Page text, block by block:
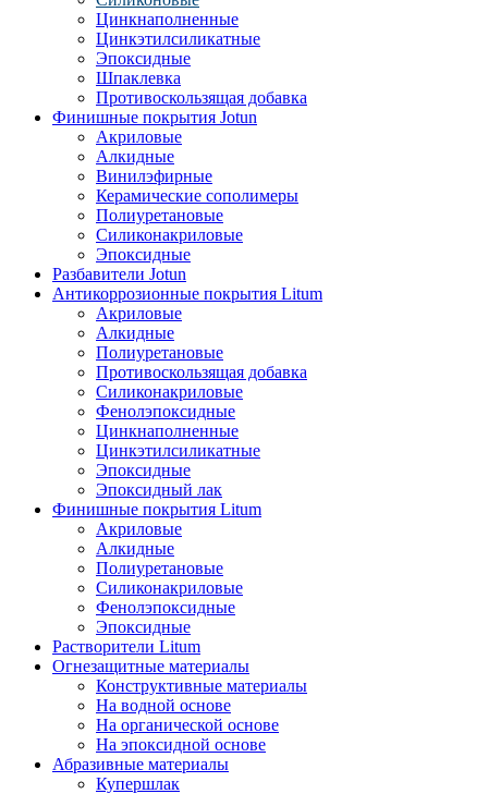
Цинкнаполненные
Цинкэтилсиликатные
Эпоксидные
Шпаклевка
Противоскользящая добавка
Финишные покрытия Jotun
Акриловые
Алкидные
Винилэфирные
Керамические сополимеры
Полиуретановые
Силиконакриловые
Эпоксидные
Разбавители Jotun
Антикоррозионные покрытия Litum
Акриловые
Алкидные
Полиуретановые
Противоскользящая добавка
Силиконакриловые
Фенолэпоксидные
Цинкнаполненные
Цинкэтилсиликатные
Эпоксидные
Эпоксидный лак
Финишные покрытия Litum
Акриловые
Алкидные
Полиуретановые
Силиконакриловые
Фенолэпоксидные
Эпоксидные
Растворители Litum
Огнезащитные материалы
Конструктивные материалы
На водной основе
На органической основе
На эпоксидной основе
Абразивные материалы
Купершлак